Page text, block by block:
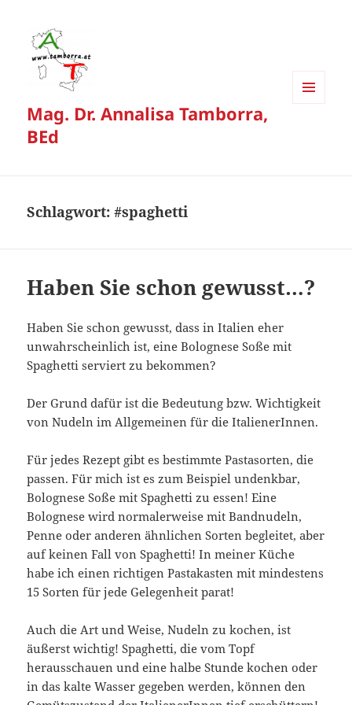
Mag. Dr. Annalisa Tamborra,
BEd
Schlagwort:#spaghetti
Haben Sie schon gewusst…?
Haben Sie schon gewusst, dass in Italien eher
unwahrscheinlich ist, eine Bolognese Soße mit
Spaghetti serviert zu bekommen?
Der Grund dafür ist die Bedeutung bzw. Wichtigkeit
von Nudeln im Allgemeinen für die ItalienerInnen.
Für jedes Rezept gibt es bestimmte Pastasorten, die
passen. Für mich ist es zum Beispiel undenkbar,
Bolognese Soße mit Spaghetti zu essen! Eine
Bolognese wird normalerweise mit Bandnudeln,
Penne oder anderen ähnlichen Sorten begleitet, aber
auf keinen Fall von Spaghetti! In meiner Küche
habe ich einen richtigen Pastakasten mit mindestens
15 Sorten für jede Gelegenheit parat!
Auch die Art und Weise, Nudeln zu kochen, ist
äußerst wichtig! Spaghetti, die vom Topf
herausschauen und eine halbe Stunde kochen oder
in das kalte Wasser gegeben werden, können den